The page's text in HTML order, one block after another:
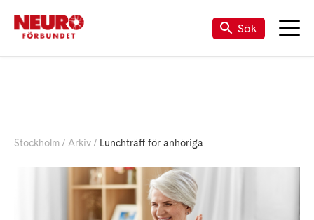
Sök
Stockholm Arkiv Lunchträff för anhöriga